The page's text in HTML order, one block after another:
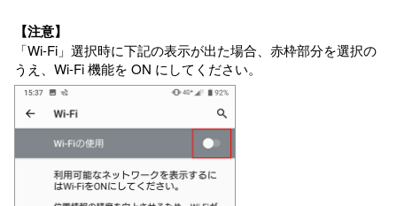
【注意】
「Wi-Fi」選択時に下記の表示が出た場合、赤枠部分を選択の
うえ、Wi-Fi 機能を ON にしてください。